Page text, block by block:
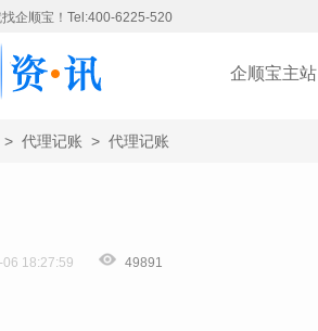
企顺宝！Tel:400-6225-520
企顺宝主站
> 代理记账 > 代理记账
18:27:59 49891